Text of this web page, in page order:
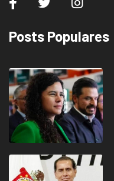
Posts Populares